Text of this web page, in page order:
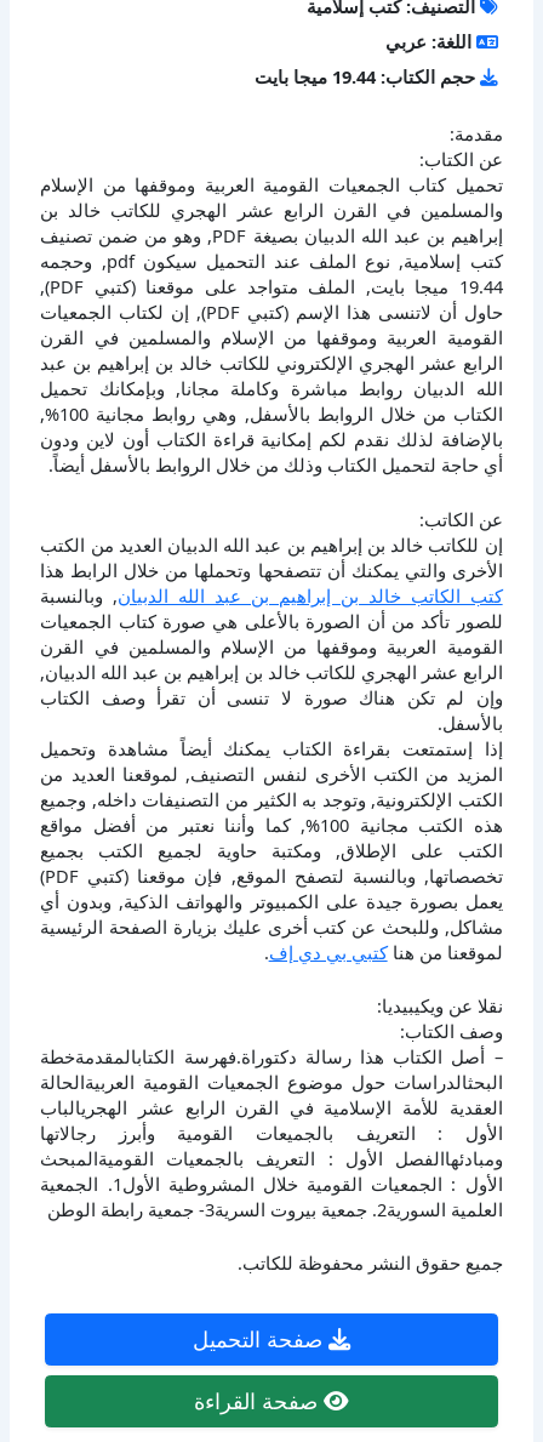
التصنيف: كتب إسلامية
اللغة: عربي
حجم الكتاب: 19.44 ميجا بايت
مقدمة:
عن الكتاب:
تحميل كتاب الجمعيات القومية العربية وموقفها من الإسلام
والمسلمين في القرن الرابع عشر الهجري للكاتب خالد بن
إبراهيم بن عبد الله الدبيان بصيغة PDF, وهو من ضمن تصنيف
كتب إسلامية, نوع الملف عند التحميل سيكون pdf, وحجمه
19.44 ميجا بايت, الملف متواجد على موقعنا (كتبي PDF),
حاول أن لاتنسى هذا الإسم (كتبي PDF), إن لكتاب الجمعيات
القومية العربية وموقفها من الإسلام والمسلمين في القرن
الرابع عشر الهجري الإلكتروني للكاتب خالد بن إبراهيم بن عبد
الله الدبيان روابط مباشرة وكاملة مجانا, وبإمكانك تحميل
الكتاب من خلال الروابط بالأسفل, وهي روابط مجانية 100%,
بالإضافة لذلك نقدم لكم إمكانية قراءة الكتاب أون لاين ودون
أي حاجة لتحميل الكتاب وذلك من خلال الروابط بالأسفل أيضاً.
عن الكاتب:
إن للكاتب خالد بن إبراهيم بن عبد الله الدبيان العديد من الكتب
الأخرى والتي يمكنك أن تتصفحها وتحملها من خلال الرابط هذا
كتب الكاتب خالد بن إبراهيم بن عبد الله الدبيان, وبالنسبة
للصور تأكد من أن الصورة بالأعلى هي صورة كتاب الجمعيات
القومية العربية وموقفها من الإسلام والمسلمين في القرن
الرابع عشر الهجري للكاتب خالد بن إبراهيم بن عبد الله الدبيان,
وإن لم تكن هناك صورة لا تنسى أن تقرأ وصف الكتاب
بالأسفل.
إذا إستمتعت بقراءة الكتاب يمكنك أيضاً مشاهدة وتحميل
المزيد من الكتب الأخرى لنفس التصنيف, لموقعنا العديد من
الكتب الإلكترونية, وتوجد به الكثير من التصنيفات داخله, وجميع
هذه الكتب مجانية 100%, كما وأننا نعتبر من أفضل مواقع
الكتب على الإطلاق, ومكتبة حاوية لجميع الكتب بجميع
تخصصاتها, وبالنسبة لتصفح الموقع, فإن موقعنا (كتبي PDF)
يعمل بصورة جيدة على الكمبيوتر والهواتف الذكية, وبدون أي
مشاكل, وللبحث عن كتب أخرى عليك بزيارة الصفحة الرئيسية
لموقعنا من هناكتبي بي دي إف.
نقلا عن ويكيبيديا:
وصف الكتاب:
– أصل الكتاب هذا رسالة دكتوراة.فهرسة الكتابالمقدمةخطة
البحثالدراسات حول موضوع الجمعيات القومية العربيةالحالة
العقدية للأمة الإسلامية في القرن الرابع عشر الهجريالباب
الأول : التعريف بالجميعات القومية وأبرز رجالاتها
ومبادئهاالفصل الأول : التعريف بالجمعيات القوميةالمبحث
الأول : الجمعيات القومية خلال المشروطية الأول1. الجمعية
العلمية السورية2. جمعية بيروت السرية3- جمعية رابطة الوطن
جميع حقوق النشر محفوظة للكاتب.
صفحة التحميل
صفحة القراءة